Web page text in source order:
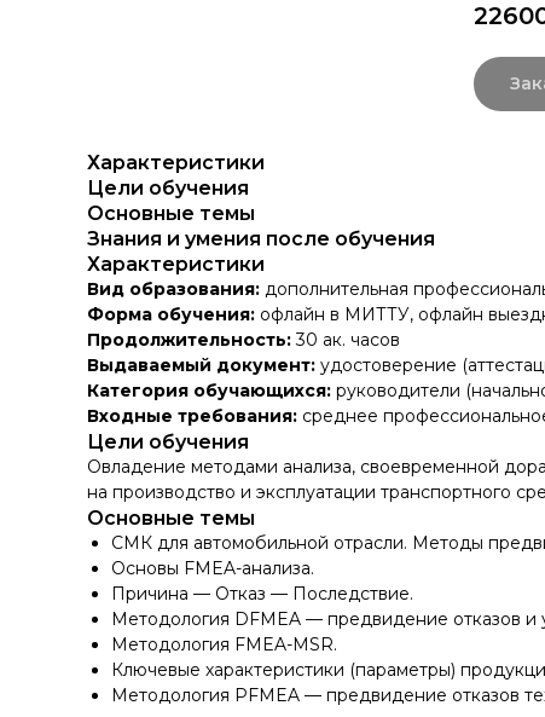
Характеристики
Цели обучения
Основные темы
Знания и умения после обучения
Характеристики
Вид образования: дополнительная
Форма обучения: офлайн в МИТТУ, офлайн
Продолжительность:30 ак. часов
Выдаваемый документ: удостоверение
Категория обучающихся: руководители
Входные требования: среднее
Цели обучения
Овладение методами анализа, своевременной
на производство и эксплуатации транспортного
Основные темы
СМК для автомобильной отрасли. Методы
Основы FMEA-анализа.
Причина — Отказ — Последствие.
Методология DFMEA — предвидение отказов и
Методология FMEA-MSR.
Ключевые характеристики (параметры)
Методология PFMEA — предвидение отказов